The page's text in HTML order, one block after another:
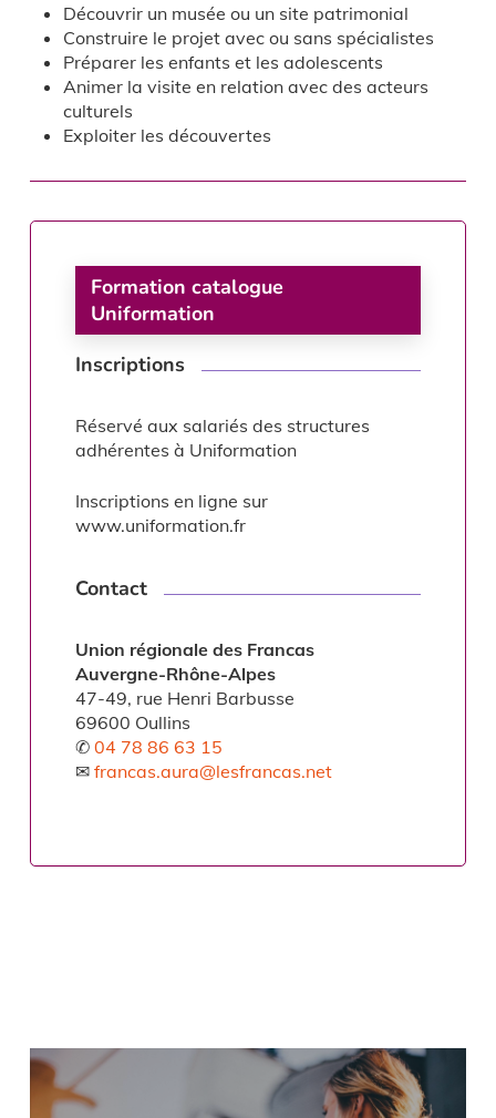
Découvrir un musée ou un site patrimonial
Construire le projet avec ou sans spécialistes
Préparer les enfants et les adolescents
Animer la visite en relation avec des acteurs
culturels
Exploiter les découvertes
Formation catalogue
Uniformation
Inscriptions
Réservé aux salariés des structures
adhérentes à Uniformation
Inscriptions en ligne sur
www.uniformation.fr
Contact
Union régionale des Francas
Auvergne-Rhône-Alpes
47-49, rue Henri Barbusse
69600 Oullins
✆04 78 86 63 15
✉francas.aura@lesfrancas.net